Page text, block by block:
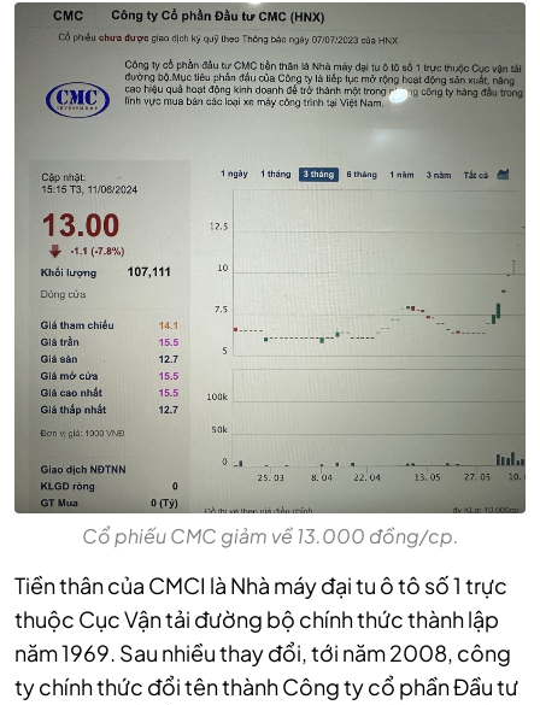
Cổ phiếu CMC giảm về 13.000 đồng/cp.
Tiền thân của CMCI là Nhà máy đại tu ô tô số 1 trực
thuộc Cục Vận tải đường bộ chính thức thành lập
năm 1969. Sau nhiều thay đổi, tới năm 2008, công
ty chính thức đổi tên thành Công ty cổ phần Đầu tư